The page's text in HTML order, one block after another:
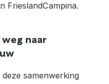
FrieslandCampina.
naar
samenwerking